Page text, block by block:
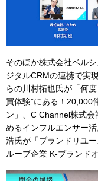
そのほか株式会社ベル
ジタルCRMの連携で実
らの川村拓也氏が「何
買体験”にある！20,000
ン」、C Channel株式
めるインフルエンサー
浩氏が「ブランドリユ
ループ企業 K‐ブランド